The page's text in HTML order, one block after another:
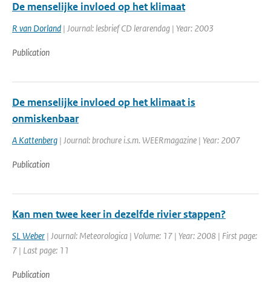
De menselijke invloed op het klimaat
R van Dorland | Journal: lesbrief CD lerarendag | Year: 2003
Publication
De menselijke invloed op het klimaat is
onmiskenbaar
A Kattenberg | Journal: brochure i.s.m. WEERmagazine | Year: 2007
Publication
Kan men twee keer in dezelfde rivier stappen?
SL Weber | Journal: Meteorologica | Volume: 17 | Year: 2008 | First page:
7 | Last page: 11
Publication